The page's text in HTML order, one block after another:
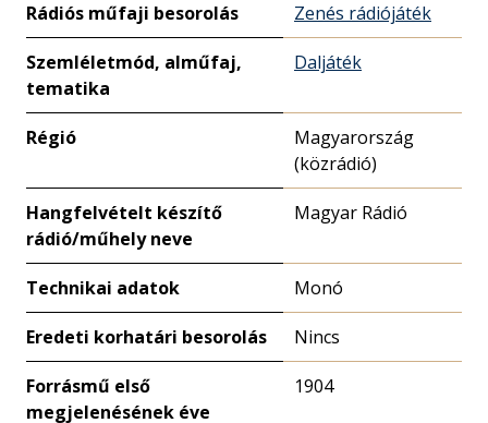
Rádiós műfaji besorolás Zenés rádiójáték
Szemléletmód, alműfaj,
tematika
Daljáték
Régió
Magyarország
(közrádió)
Hangfelvételt készítő
rádió/műhely neve
Magyar Rádió
Technikai adatok Monó
Eredeti korhatári besorolás Nincs
Forrásmű első
megjelenésének éve
1904